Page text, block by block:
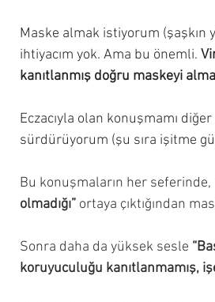
Maske almak istiyorum
ihtiyacım yok. Ama bu önemli.
kanıtlanmış doğru maskeyi
Eczacıyla olan konuşmamı
sürdürüyorum (şu sıra işitme
Bu konuşmaların her seferinde,
olmadığı” ortaya çıktığından
Sonra daha da yüksek sesle
koruyuculuğu kanıtlanmamış,